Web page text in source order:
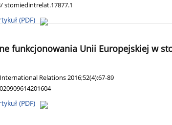
stomiedintrelat.17877.1
(PDF)
funkcjonowania Unii Europejskiej w
Relations 2016;52(4):67-89
(PDF)